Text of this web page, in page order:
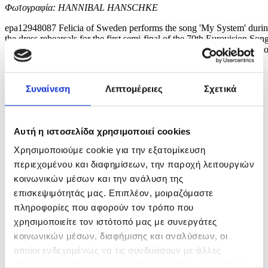
Συναίνεση Λεπτομέρειες Σχετικά
Αυτή η ιστοσελίδα χρησιμοποιεί cookies
Χρησιμοποιούμε cookie για την εξατομίκευση
περιεχομένου και διαφημίσεων, την παροχή λειτουργιών
κοινωνικών μέσων και την ανάλυση της
επισκεψιμότητάς μας. Επιπλέον, μοιραζόμαστε
πληροφορίες που αφορούν τον τρόπο που
χρησιμοποιείτε τον ιστότοπό μας με συνεργάτες
κοινωνικών μέσων, διαφήμισης και αναλύσεων, οι
οποίοι ενδεχομένως να τις συνδυάσουν με άλλες
Φωτογραφία: HANNIBAL HANSCHKE
epa12948087 Felicia of Sweden performs the song 'My System'
the dress rehearsals for the first semi-final of the 70th Eurovision
Contest (ESC) in Vienna, Austria, 11 May 2026. The first semi-final
the ESC 2026 is scheduled for 12 May. EPA/HANNIBAL
HANSCHKE